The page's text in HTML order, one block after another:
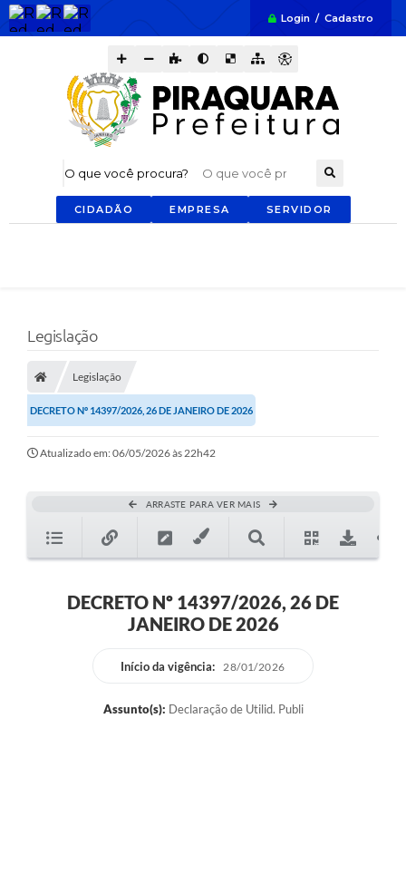
Login / Cadastro
O que você procura?
CIDADÃO EMPRESA SERVIDOR
Legislação
Legislação
DECRETO Nº 14397/2026, 26 DE JANEIRO DE 2026
Atualizado em: 06/05/2026 às 22h42
ARRASTE PARA VER MAIS
DECRETO Nº 14397/2026, 26 DE
JANEIRO DE 2026
Início da vigência: 28/01/2026
Assunto(s): Declaração de Utilid. Publi